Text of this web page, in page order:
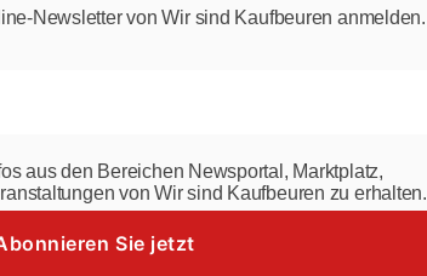
Newsletter von Wir sind Kaufbeuren anmelden.
aus den Bereichen Newsportal, Marktplatz,
von Wir sind Kaufbeuren zu erhalten.